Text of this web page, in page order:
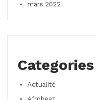
mars 2022
Categories
Actualité